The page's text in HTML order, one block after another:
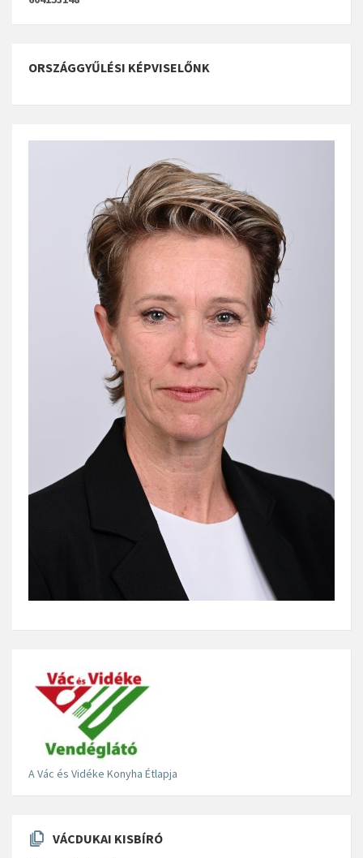
ORSZÁGGYŰLÉSI KÉPVISELŐNK
A Vác és Vidéke Konyha Étlapja
VÁCDUKAI KISBÍRÓ